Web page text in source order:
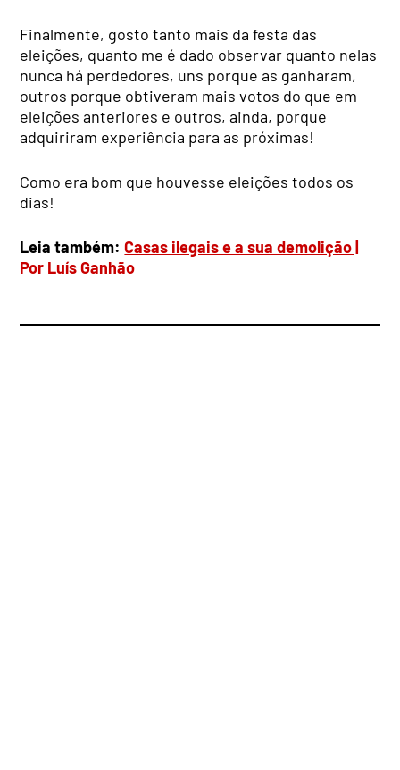
Finalmente, gosto tanto mais da festa das
eleições, quanto me é dado observar quanto nelas
nunca há perdedores, uns porque as ganharam,
outros porque obtiveram mais votos do que em
eleições anteriores e outros, ainda, porque
adquiriram experiência para as próximas!
Como era bom que houvesse eleições todos os
dias!
Leia também:Casas ilegais e a sua demolição |
Por Luís Ganhão